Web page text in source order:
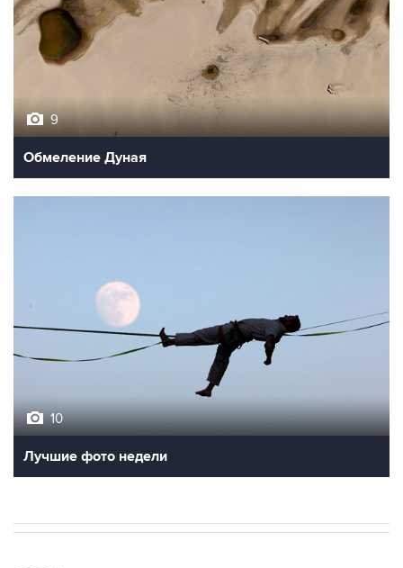
9
Обмеление Дуная
10
Лучшие фото недели